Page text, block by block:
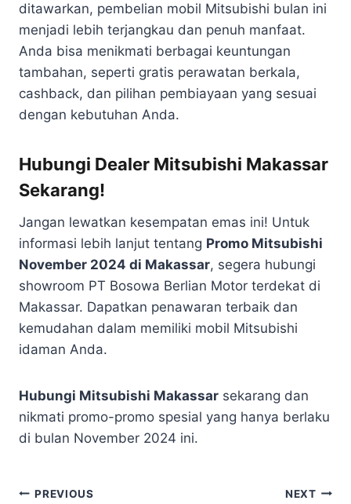
ditawarkan, pembelian mobil Mitsubishi bulan ini
menjadi lebih terjangkau dan penuh manfaat.
Anda bisa menikmati berbagai keuntungan
tambahan, seperti gratis perawatan berkala,
cashback, dan pilihan pembiayaan yang sesuai
dengan kebutuhan Anda.
Hubungi Dealer Mitsubishi Makassar
Sekarang!
Jangan lewatkan kesempatan emas ini! Untuk
informasi lebih lanjut tentang Promo Mitsubishi
November 2024 di Makassar, segera hubungi
showroom PT Bosowa Berlian Motor terdekat di
Makassar. Dapatkan penawaran terbaik dan
kemudahan dalam memiliki mobil Mitsubishi
idaman Anda.
Hubungi Mitsubishi Makassar sekarang dan
nikmati promo-promo spesial yang hanya berlaku
di bulan November 2024 ini.
PREVIOUS NEXT